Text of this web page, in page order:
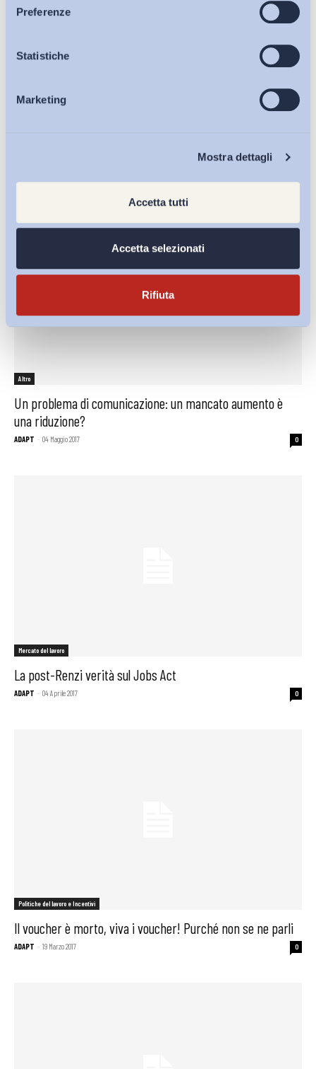
Preferenze
Statistiche
Marketing
Mostra dettagli
Accetta tutti
Accetta selezionati
Rifiuta
Articoli
Osservatori
Eventi
Primo maggio, l’intervento del Presidente della Repubblica
Altro
Un problema di comunicazione: un mancato aumento è
una riduzione?
ADAPT - 04 Maggio 2017 0
Mercato del lavoro
La post-Renzi verità sul Jobs Act
ADAPT - 04 Aprile 2017 0
Politiche del lavoro e Incentivi
Il voucher è morto, viva i voucher! Purché non se ne parli
ADAPT - 19 Marzo 2017 0